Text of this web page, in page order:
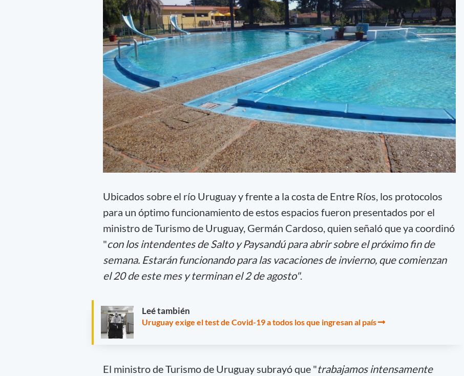
Ubicados sobre el río Uruguay y frente a la costa de Entre Ríos, los protocolos
para un óptimo funcionamiento de estos espacios fueron presentados por el
ministro de Turismo de Uruguay, Germán Cardoso, quien señaló que ya coordinó
"con los intendentes de Salto y Paysandú para abrir sobre el próximo fin de
semana. Estarán funcionando para las vacaciones de invierno, que comienzan
el 20 de este mes y terminan el 2 de agosto".
Leé también
Uruguay exige el test de Covid-19 a todos los que ingresan al país
El ministro de Turismo de Uruguay subrayó que "trabajamos intensamente